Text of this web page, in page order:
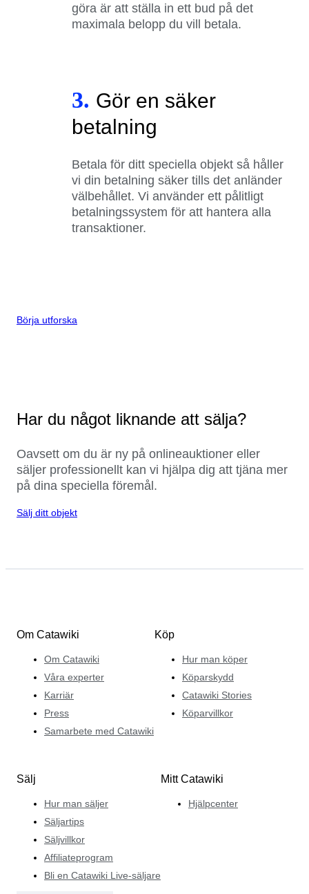
göra är att ställa in ett bud på det
maximala belopp du vill betala.
3. Gör en säker
betalning
Betala för ditt speciella objekt så håller
vi din betalning säker tills det anländer
välbehållet. Vi använder ett pålitligt
betalningssystem för att hantera alla
transaktioner.
Börja utforska
Har du något liknande att sälja?
Oavsett om du är ny på onlineauktioner eller
säljer professionellt kan vi hjälpa dig att tjäna mer
på dina speciella föremål.
Sälj ditt objekt
Om Catawiki
Om Catawiki
Våra experter
Karriär
Press
Samarbete med Catawiki
Köp
Hur man köper
Köparskydd
Catawiki Stories
Köparvillkor
Sälj
Hur man säljer
Säljartips
Säljvillkor
Affiliateprogram
Bli en Catawiki Live-säljare
Mitt Catawiki
Hjälpcenter